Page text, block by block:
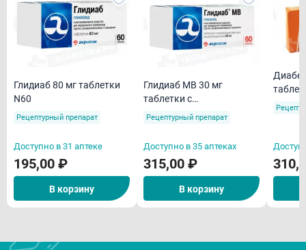
Глидиаб 80 мг таблетки
N60
Рецептурный препарат
Доступно в 31 аптеке
195,00 ₽
В корзину
Глидиаб МВ 30 мг
таблетки с
модифицированным
Рецептурный препарат
Доступно в 35 аптеках
315,00 ₽
В корзину
N30